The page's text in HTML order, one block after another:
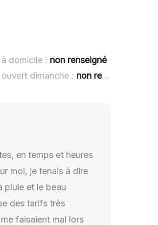
domicile : non renseigné
dimanche : non renseigné
en temps et heures
moi, je tenais à dire
pluie et le beau
des tarifs très
faisaient mal lors